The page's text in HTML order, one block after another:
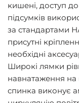
кишені, доступ
підсумків
за стандартами
присутні
необхідні
Широкі лямки
навнатаження на
спинка виконує